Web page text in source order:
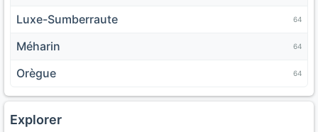
Luxe-Sumberraute 64
Méharin 64
Orègue 64
Explorer